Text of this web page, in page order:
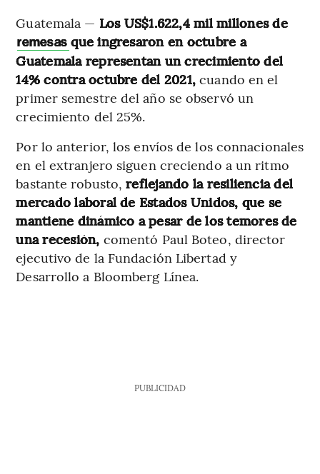
Guatemala — Los US$1.622,4 mil millones de
remesas que ingresaron en octubre a
Guatemala representan un crecimiento del
14% contra octubre del 2021, cuando en el
primer semestre del año se observó un
crecimiento del 25%.
Por lo anterior, los envíos de los connacionales
en el extranjero siguen creciendo a un ritmo
bastante robusto,reflejando la resiliencia del
mercado laboral de Estados Unidos, que se
mantiene dinámico a pesar de los temores de
una recesión, comentó Paul Boteo, director
ejecutivo de la Fundación Libertad y
Desarrollo a Bloomberg Línea.
PUBLICIDAD